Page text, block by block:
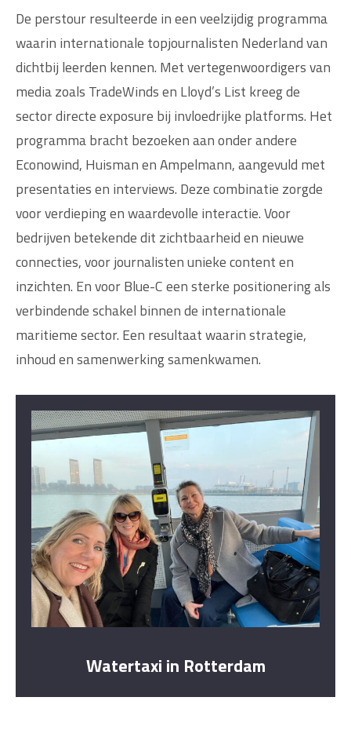
De perstour resulteerde in een veelzijdig programma
waarin internationale topjournalisten Nederland van
dichtbij leerden kennen. Met vertegenwoordigers van
media zoals TradeWinds en Lloyd’s List kreeg de
sector directe exposure bij invloedrijke platforms. Het
programma bracht bezoeken aan onder andere
Econowind, Huisman en Ampelmann, aangevuld met
presentaties en interviews. Deze combinatie zorgde
voor verdieping en waardevolle interactie. Voor
bedrijven betekende dit zichtbaarheid en nieuwe
connecties, voor journalisten unieke content en
inzichten. En voor Blue-C een sterke positionering als
verbindende schakel binnen de internationale
maritieme sector. Een resultaat waarin strategie,
inhoud en samenwerking samenkwamen.
Watertaxi in Rotterdam